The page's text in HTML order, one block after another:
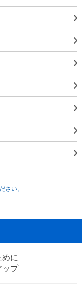
さい。
めに
ップ